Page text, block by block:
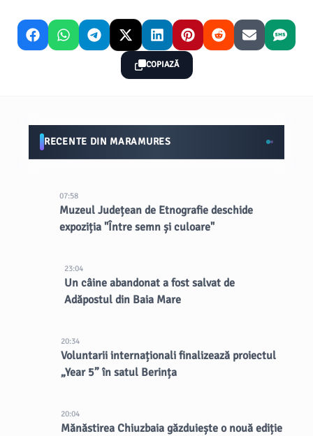
COPIAZĂ
RECENTE DIN MARAMURES
07:58
Muzeul Județean de Etnografie deschide
expoziția "Între semn și culoare"
23:04
Un câine abandonat a fost salvat de
Adăpostul din Baia Mare
20:34
Voluntarii internaționali finalizează proiectul
„Year 5” în satul Berința
20:04
Mănăstirea Chiuzbaia găzduiește o nouă ediție